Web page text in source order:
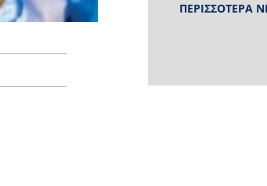
ΠΕΡΙΣΣΟΤΕΡΑ